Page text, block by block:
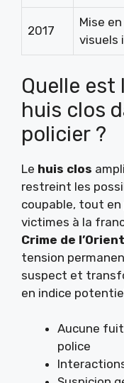
2017
Mise
visuels
Quelle
huis clos
policier ?
Le huis clos
restreint les
coupable, tout
victimes à la
Crime de
tension
suspect et
en indice
Aucune
police